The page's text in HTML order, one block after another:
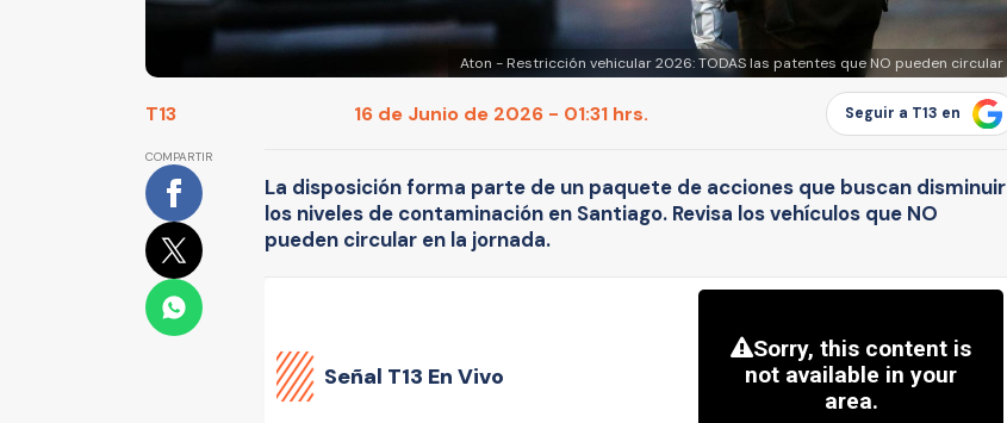
Aton - Restricción vehicular 2026: TODAS las patentes que NO pueden circular
T13 16 de Junio de 2026 - 01:31 hrs. Seguir a T13 en
COMPARTIR
La disposición forma parte de un paquete de acciones que buscan disminuir
los niveles de contaminación en Santiago. Revisa los vehículos que NO
pueden circular en la jornada.
Señal T13 En Vivo